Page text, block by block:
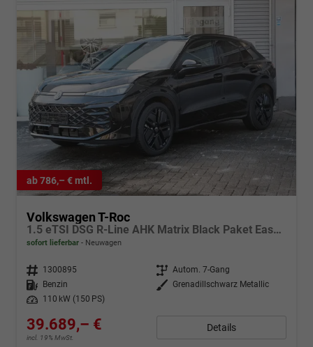
ab 786,– € mtl.
Volkswagen T-Roc
1.5 eTSI DSG R-Line AHK Matrix Black Paket Easy-Open
sofort lieferbar Neuwagen
Fahrzeugnr. 1300895 Getriebe Autom. 7-Gang
Kraftstoff
Benzin Außenfarbe
Grenadillschwarz Metallic
Leistung
110 kW (150 PS)
39.689,– €
incl. 19% MwSt.
Details